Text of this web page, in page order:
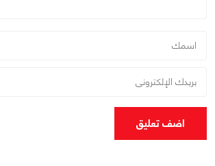
اضف تعليق